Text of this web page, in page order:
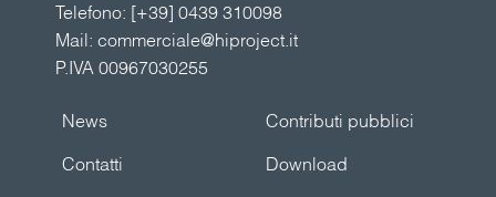
Telefono: [+39] 0439 310098
Mail: commerciale@hiproject.it
P.IVA 00967030255
Contributi pubblici
News
Download
Contatti